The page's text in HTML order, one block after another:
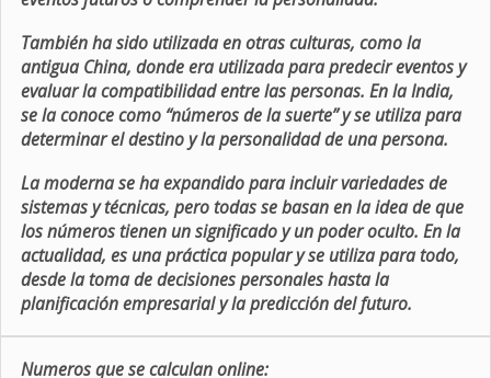
También ha sido utilizada en otras culturas, como la
antigua China, donde era utilizada para predecir eventos y
evaluar la compatibilidad entre las personas. En la India,
se la conoce como “números de la suerte” y se utiliza para
determinar el destino y la personalidad de una persona.
La moderna se ha expandido para incluir variedades de
sistemas y técnicas, pero todas se basan en la idea de que
los números tienen un significado y un poder oculto. En la
actualidad, es una práctica popular y se utiliza para todo,
desde la toma de decisiones personales hasta la
planificación empresarial y la predicción del futuro.
Numeros que se calculan online: